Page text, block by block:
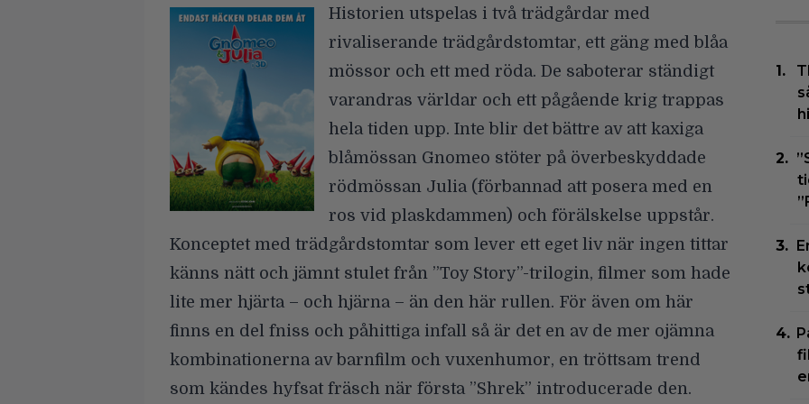
Historien utspelas i två trädgårdar med
rivaliserande trädgårdstomtar, ett gäng med blåa
mössor och ett med röda. De saboterar ständigt
varandras världar och ett pågående krig trappas
hela tiden upp. Inte blir det bättre av att kaxiga
blåmössan Gnomeo stöter på överbeskyddade
rödmössan Julia (förbannad att posera med en
ros vid plaskdammen) och förälskelse uppstår.
Konceptet med trädgårdstomtar som lever ett eget liv när ingen tittar
känns nätt och jämnt stulet från ”Toy Story”-trilogin, filmer som hade
lite mer hjärta – och hjärna – än den här rullen. För även om här
finns en del fniss och påhittiga infall så är det en av de mer ojämna
kombinationerna av barnfilm och vuxenhumor, en tröttsam trend
som kändes hyfsat fräsch när första ”Shrek” introducerade den.